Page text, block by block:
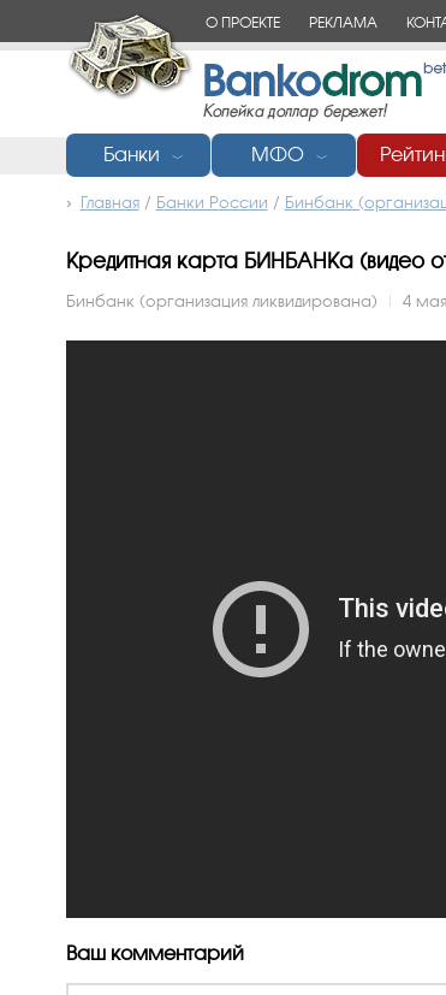
О ПРОЕКТЕ РЕКЛАМА
Банки ﹀ МФО ﹀
Главная/ Банки России / Бинбанк
Кредитная карта БИНБАНКа (видео
Бинбанк (организация ликвидирована) | 4
Ваш комментарий